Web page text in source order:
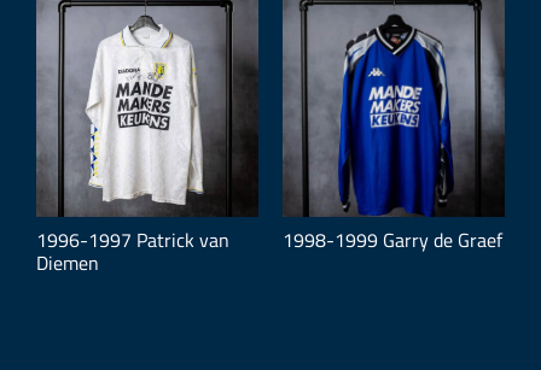
1996-1997 Patrick van
Diemen
1998-1999 Garry de Graef